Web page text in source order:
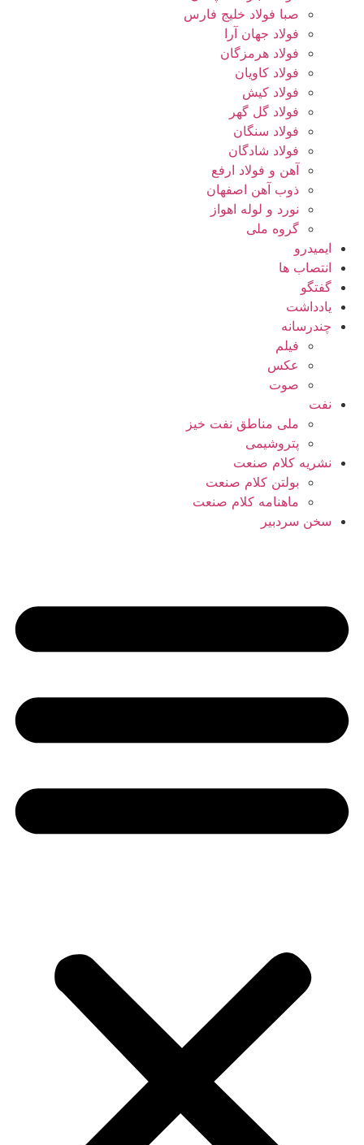
صبا فولاد خلیج فارس
فولاد جهان آرا
فولاد هرمزگان
فولاد کاویان
فولاد کیش
فولاد گل گهر
فولاد سنگان
فولاد شادگان
آهن و فولاد ارفع
ذوب آهن اصفهان
نورد و لوله اهواز
گروه ملی
ایمیدرو
انتصاب ها
گفتگو
یادداشت
چندرسانه
فیلم
عکس
صوت
نفت
ملی مناطق نفت خیز
پتروشیمی
نشریه کلام صنعت
بولتن کلام صنعت
ماهنامه کلام صنعت
سخن سردبیر